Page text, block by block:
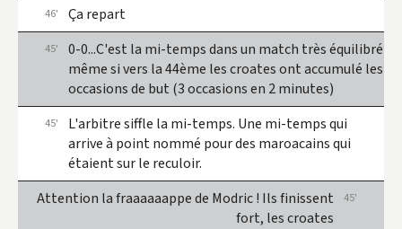
45'
Attention la fraaaaaappe de Modric ! Ils finissent
fort, les croates
45'
L'arbitre siffle la mi-temps. Une mi-temps qui
arrive à point nommé pour des maroacains qui
étaient sur le reculoir.
45'
0-0...C'est la mi-temps dans un match très équilibré
même si vers la 44ème les croates ont accumulé les
occasions de but (3 occasions en 2 minutes)
46' Ça repart